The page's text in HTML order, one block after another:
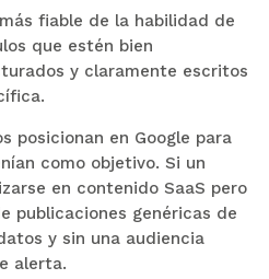
fiable de la habilidad de
que estén bien
y claramente escritos
posicionan en Google para
como objetivo. Si un
en contenido SaaS pero
publicaciones genéricas de
y sin una audiencia
alerta.